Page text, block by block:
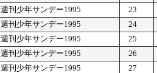
週刊少年サンデー1995
23
週刊少年サンデー1995
24
週刊少年サンデー1995
25
週刊少年サンデー1995
26
週刊少年サンデー1995
27